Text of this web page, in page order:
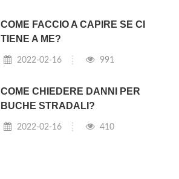
COME FACCIO A CAPIRE SE CI
TIENE A ME?
2022-02-16 991
COME CHIEDERE DANNI PER
BUCHE STRADALI?
2022-02-16 410